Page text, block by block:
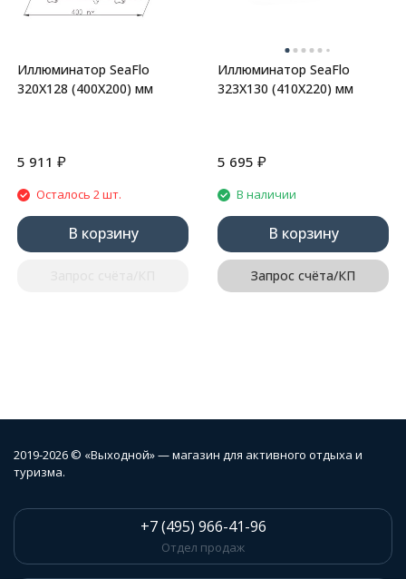
Иллюминатор SeaFlo
320Х128 (400Х200) мм
5 911 ₽
Осталось 2 шт.
В корзину
Иллюминатор SeaFlo
323Х130 (410Х220) мм
5 695 ₽
В наличии
В корзину
Запрос счёта/КП
2019-2026 © «Выходной» — магазин для активного отдыха и
туризма.
+7 (495) 966-41-96
Отдел продаж